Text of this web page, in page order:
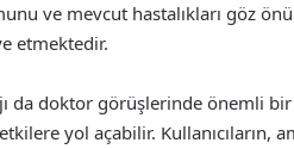
ve mevcut hastalıkları göz
etmektedir.
da doktor görüşlerinde önemli bir
yol açabilir. Kullanıcıların,